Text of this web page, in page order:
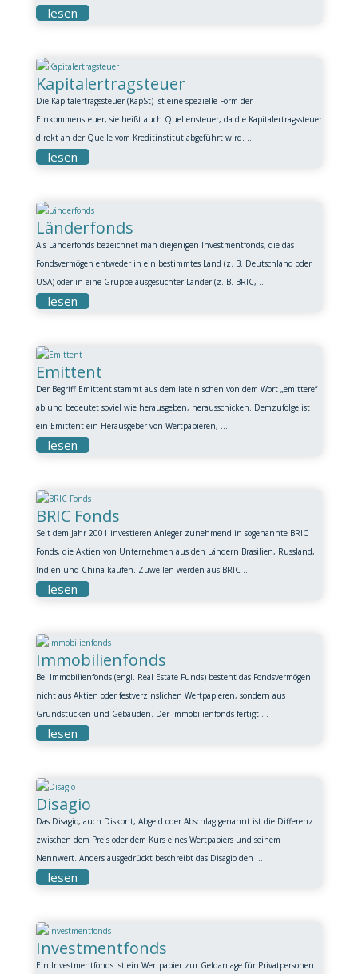
lesen
Kapitalertragsteuer
Die Kapitalertragssteuer (KapSt) ist eine spezielle Form der
Einkommensteuer, sie heißt auch Quellensteuer, da die Kapitalertragssteuer
direkt an der Quelle vom Kreditinstitut abgeführt wird. ...
lesen
Länderfonds
Als Länderfonds bezeichnet man diejenigen Investmentfonds, die das
Fondsvermögen entweder in ein bestimmtes Land (z. B. Deutschland oder
USA) oder in eine Gruppe ausgesuchter Länder (z. B. BRIC, ...
lesen
Emittent
Der Begriff Emittent stammt aus dem lateinischen von dem Wort „emittere“
ab und bedeutet soviel wie herausgeben, herausschicken. Demzufolge ist
ein Emittent ein Herausgeber von Wertpapieren, ...
lesen
BRIC Fonds
Seit dem Jahr 2001 investieren Anleger zunehmend in sogenannte BRIC
Fonds, die Aktien von Unternehmen aus den Ländern Brasilien, Russland,
Indien und China kaufen. Zuweilen werden aus BRIC ...
lesen
Immobilienfonds
Bei Immobilienfonds (engl. Real Estate Funds) besteht das Fondsvermögen
nicht aus Aktien oder festverzinslichen Wertpapieren, sondern aus
Grundstücken und Gebäuden. Der Immobilienfonds fertigt ...
lesen
Disagio
Das Disagio, auch Diskont, Abgeld oder Abschlag genannt ist die Differenz
zwischen dem Preis oder dem Kurs eines Wertpapiers und seinem
Nennwert. Anders ausgedrückt beschreibt das Disagio den ...
lesen
Investmentfonds
Ein Investmentfonds ist ein Wertpapier zur Geldanlage für Privatpersonen